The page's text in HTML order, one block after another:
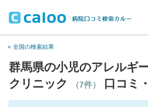
« 全国の検索結果
群馬県の小児のアレルギ
クリニック
（7件） 口コミ